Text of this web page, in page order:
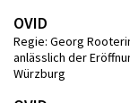
OVID
Regie: Georg
anlässlich der
Würzburg